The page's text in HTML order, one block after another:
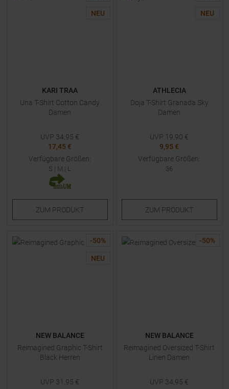
NEU
KARI TRAA
Una T-Shirt Cotton Candy
Damen
UVP 34,95 €
17,45 €
Verfügbare Größen:
S | M | L
ZUM PRODUKT
NEU
ATHLECIA
Doja T-Shirt Granada Sky
Damen
UVP 19,90 €
9,95 €
Verfügbare Größen:
36
ZUM PRODUKT
-50%
NEU
NEW BALANCE
Reimagined Graphic T-Shirt
Black Herren
UVP 31,95 €
-50%
NEW BALANCE
Reimagined Oversized T-Shirt
Linen Damen
UVP 34,95 €